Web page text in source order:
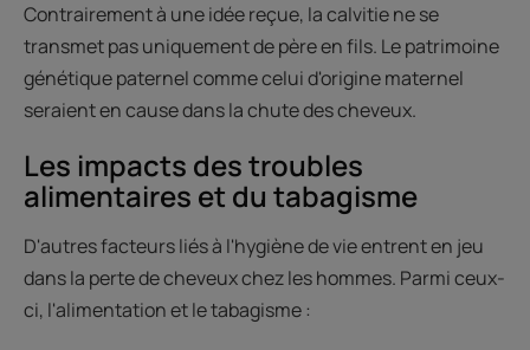
Contrairement à une idée reçue, la calvitie ne se
transmet pas uniquement de père en fils. Le patrimoine
génétique paternel comme celui d'origine maternel
seraient en cause dans la chute des cheveux.
Les impacts des troubles
alimentaires et du tabagisme
D'autres facteurs liés à l'hygiène de vie entrent en jeu
dans la perte de cheveux chez les hommes. Parmi ceux-
ci, l'alimentation et le tabagisme :